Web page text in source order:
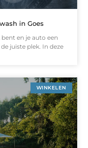
in Goes
en je auto een
juiste plek. In deze
WINKELEN